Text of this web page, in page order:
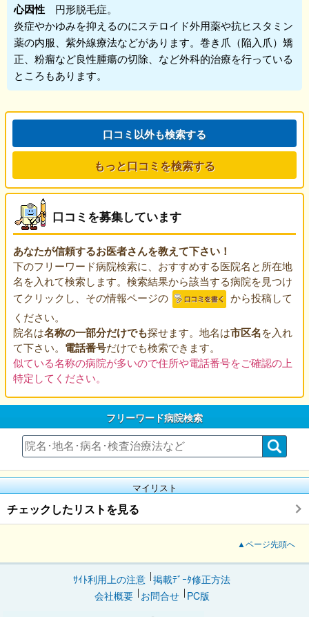
心因性 円形脱毛症。
炎症やかゆみを抑えるのにステロイド外用薬や抗ヒスタミン
薬の内服、紫外線療法などがあります。巻き爪（陥入爪）矯
正、粉瘤など良性腫瘍の切除、など外科的治療を行っている
ところもあります。
口コミ以外も検索する
もっと口コミを検索する
口コミを募集しています
あなたが信頼するお医者さんを教えて下さい！
下のフリーワード病院検索に、おすすめする医院名と所在地
名を入れて検索します。検索結果から該当する病院を見つけ
てクリックし、その情報ページの
から投稿して
ください。
院名は名称の一部分だけでも探せます。地名は市区名を入れ
て下さい。 電話番号だけでも検索できます。
似ている名称の病院が多いので住所や電話番号をご確認の上
特定してください。
フリーワード病院検索
マイリスト
チェックしたリストを見る
▲ページ先頭へ
ｻｲﾄ利用上の注意 掲載ﾃﾞｰﾀ修正方法
会社概要
お問合せ PC版